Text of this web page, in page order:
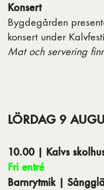
Konsert
Bygdegården
konsert under
Mat och servering
LÖRDAG 9
10.00 | Kalvs
Fri entré
Barnrytmik |